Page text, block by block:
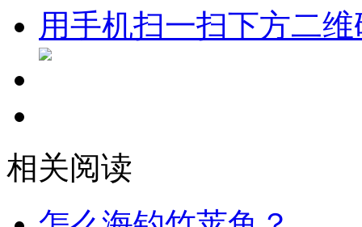
用手机扫一扫下方二
相关阅读